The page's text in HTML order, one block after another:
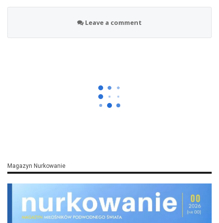
Leave a comment
Magazyn Nurkowanie